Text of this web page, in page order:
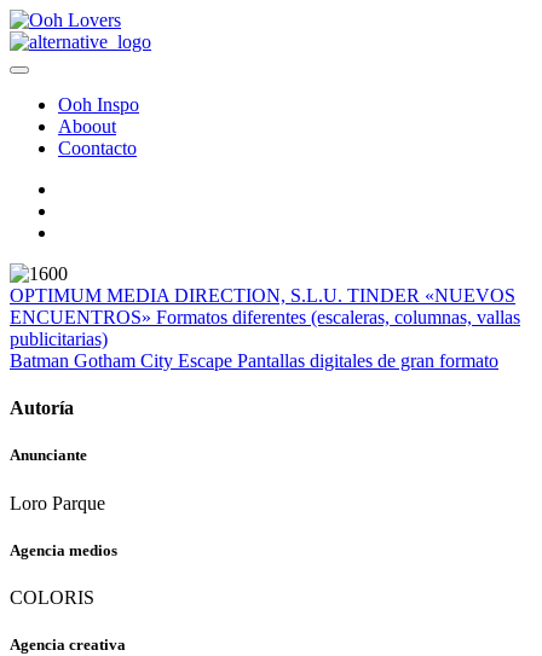
Ooh Inspo
Aboout
Coontacto
OPTIMUM MEDIA DIRECTION, S.L.U. TINDER «NUEVOS
ENCUENTROS» Formatos diferentes (escaleras, columnas, vallas
publicitarias)
Batman Gotham City Escape Pantallas digitales de gran formato
Autoría
Anunciante
Loro Parque
Agencia medios
COLORIS
Agencia creativa